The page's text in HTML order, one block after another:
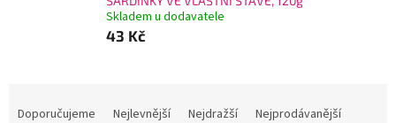
Skladem u dodavatele
43 Kč
Doporučujeme Nejlevnější Nejdražší
Nejprodávanější